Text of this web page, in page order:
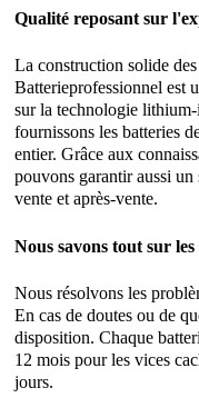
Qualité reposant sur
La construction solide
Batterieprofessionnel est
sur la technologie
fournissons les batteries
entier. Grâce aux
pouvons garantir aussi
vente et après-vente.
Nous savons tout sur
Nous résolvons les
En cas de doutes ou de
disposition. Chaque
12 mois pour les vices
jours.